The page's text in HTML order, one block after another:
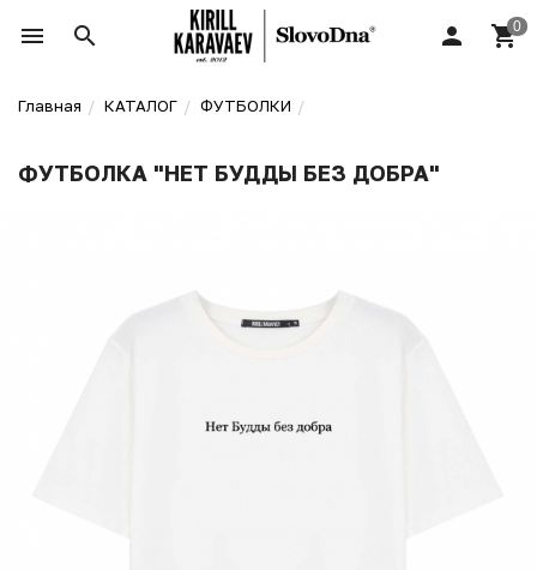
Главная КАТАЛОГ ФУТБОЛКИ
ФУТБОЛКА "НЕТ БУДДЫ БЕЗ ДОБРА"